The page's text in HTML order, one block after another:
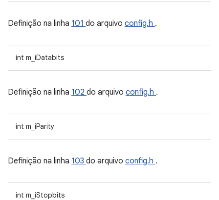
Definição na linha 101 do arquivo config.h .
int m_iDatabits
Definição na linha 102 do arquivo config.h .
int m_iParity
Definição na linha 103 do arquivo config.h .
int m_iStopbits